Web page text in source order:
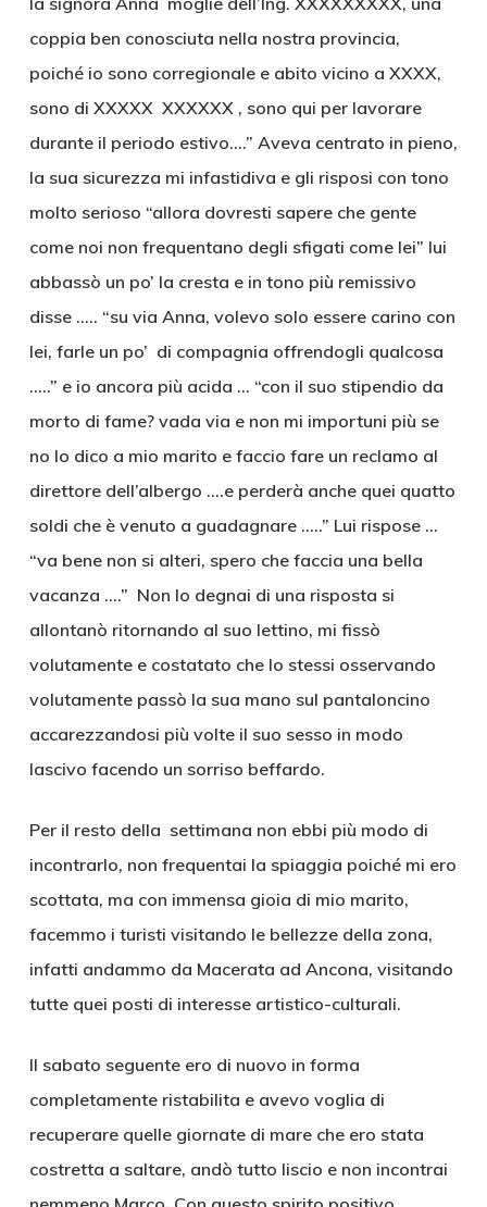
coppia ben conosciuta nella nostra provincia,
poiché io sono corregionale e abito vicino a XXXX,
sono di XXXXX XXXXXX , sono qui per lavorare
durante il periodo estivo….” Aveva centrato in pieno,
la sua sicurezza mi infastidiva e gli risposi con tono
molto serioso “allora dovresti sapere che gente
come noi non frequentano degli sfigati come lei” lui
abbassò un po’ la cresta e in tono più remissivo
disse ….. “su via Anna, volevo solo essere carino con
lei, farle un po’ di compagnia offrendogli qualcosa
…..” e io ancora più acida … “con il suo stipendio da
morto di fame? vada via e non mi importuni più se
no lo dico a mio marito e faccio fare un reclamo al
direttore dell’albergo ….e perderà anche quei quatto
soldi che è venuto a guadagnare …..” Lui rispose …
“va bene non si alteri, spero che faccia una bella
vacanza ….” Non lo degnai di una risposta si
allontanò ritornando al suo lettino, mi fissò
volutamente e costatato che lo stessi osservando
volutamente passò la sua mano sul pantaloncino
accarezzandosi più volte il suo sesso in modo
lascivo facendo un sorriso beffardo.
Per il resto della settimana non ebbi più modo di
incontrarlo, non frequentai la spiaggia poiché mi ero
scottata, ma con immensa gioia di mio marito,
facemmo i turisti visitando le bellezze della zona,
infatti andammo da Macerata ad Ancona, visitando
tutte quei posti di interesse artistico-culturali.
Il sabato seguente ero di nuovo in forma
completamente ristabilita e avevo voglia di
recuperare quelle giornate di mare che ero stata
costretta a saltare, andò tutto liscio e non incontrai